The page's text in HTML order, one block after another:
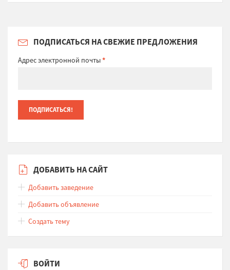
ПОДПИСАТЬСЯ НА СВЕЖИЕ ПРЕДЛОЖЕНИЯ
Адрес электронной почты*
ДОБАВИТЬ НА САЙТ
Добавить заведение
Добавить объявление
Создать тему
ВОЙТИ